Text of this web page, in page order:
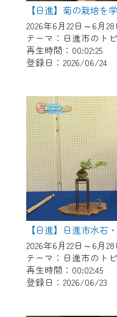
2026年6月22日～6月
テーマ：日進市のト
再生時間：00:02:25
登録日：2026/06/24
【日進】日進市水石
2026年6月22日～6月
テーマ：日進市のト
再生時間：00:02:45
登録日：2026/06/23
※マイページへの
要となります。
※MyIDとは、
各種サービスを
で設定できます。
（GmailやYahoo
スでも作成可能
※マイページへ
録はこちらから
※CCNetアプリ
ご視聴いただけ
＜メンテナンス
CCNetWebTVの
ンテナンス作業を